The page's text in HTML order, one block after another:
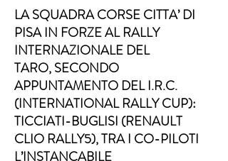
LA SQUADRA CORSE CITTA’ DI
PISA IN FORZE AL RALLY
INTERNAZIONALE DEL
TARO, SECONDO
APPUNTAMENTO DEL I.R.C.
(INTERNATIONAL RALLY CUP):
TICCIATI-BUGLISI (RENAULT
CLIO RALLY5), TRA I CO-PILOTI
L’INSTANCABILE